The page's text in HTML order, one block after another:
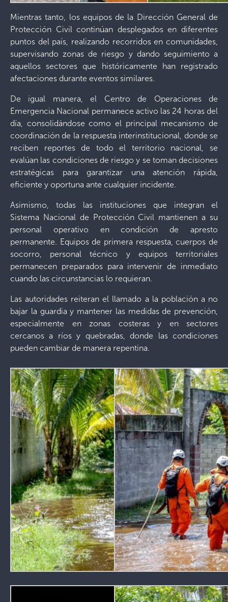
Mientras tanto, los equipos de la Dirección General de
Protección Civil continúan desplegados en diferentes
puntos del país, realizando recorridos en comunidades,
supervisando zonas de riesgo y dando seguimiento a
aquellos sectores que históricamente han registrado
afectaciones durante eventos similares.
De igual manera, el Centro de Operaciones de
Emergencia Nacional permanece activo las 24 horas del
día, consolidándose como el principal mecanismo de
coordinación de la respuesta interinstitucional, donde se
reciben reportes de todo el territorio nacional, se
evalúan las condiciones de riesgo y se toman decisiones
estratégicas para garantizar una atención rápida,
eficiente y oportuna ante cualquier incidente.
Asimismo, todas las instituciones que integran el
Sistema Nacional de Protección Civil mantienen a su
personal operativo en condición de apresto
permanente. Equipos de primera respuesta, cuerpos de
socorro, personal técnico y equipos territoriales
permanecen preparados para intervenir de inmediato
cuando las circunstancias lo requieran.
Las autoridades reiteran el llamado a la población a no
bajar la guardia y mantener las medidas de prevención,
especialmente en zonas costeras y en sectores
cercanos a ríos y quebradas, donde las condiciones
pueden cambiar de manera repentina.